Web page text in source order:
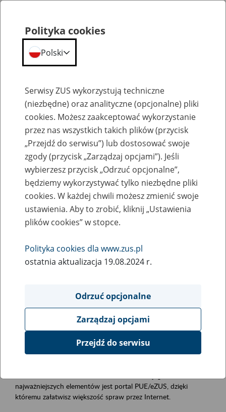
Szkolenia
Zaproś ZUS do siebie - zakładanie profili
eZUS w siedzibie Twojej firmy
Rodzaj wydarzenia
Szkolenia
Obszar merytoryczny
obsługa klientów
Opis wydarzenia
Platforma Usług Elektronicznych ZUS eZUS
najważniejszych elementów jest portal PUE/eZUS, dzięki
któremu załatwisz większość spraw przez Internet.
Polityka cookies
Polski
Serwisy ZUS wykorzystują techniczne
(niezbędne) oraz analityczne (opcjonalne) pliki
cookies. Możesz zaakceptować wykorzystanie
przez nas wszystkich takich plików (przycisk
„Przejdź do serwisu”) lub dostosować swoje
zgody (przycisk „Zarządzaj opcjami”). Jeśli
wybierzesz przycisk „Odrzuć opcjonalne”,
będziemy wykorzystywać tylko niezbędne pliki
cookies. W każdej chwili możesz zmienić swoje
ustawienia. Aby to zrobić, kliknij „Ustawienia
plików cookies” w stopce.
Polityka cookies dla www.zus.pl
ostatnia aktualizacja 19.08.2024 r.
Odrzuć opcjonalne
Zarządzaj opcjami
Przejdź do serwisu